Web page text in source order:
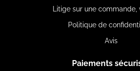
Litige sur une commande,
Politique de
Avis
Paiements